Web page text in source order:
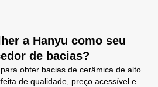
a Hanyu como seu
de bacias?
obter bacias de cerâmica de alto
de qualidade, preço acessível e